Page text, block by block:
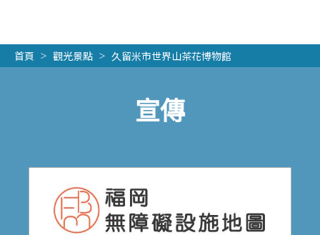
首頁 觀光景點 久留米市世界山茶花博物館
宣傳